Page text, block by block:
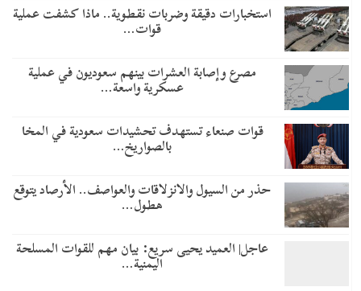
استخبارات دقيقة وضربات نقطوية.. ماذا كشفت عملية
قوات…
مصرع وإصابة العشرات بينهم سعوديون في عملية
عسكرية واسعة…
قوات صنعاء تستهدف تحشيدات سعودية في المخا
بالصواريخ…
حذر من السيول والانزلاقات والعواصف.. الأرصاد يتوقع
هطول…
عاجل| العميد يحيى سريع: بيان مهم للقوات المسلحة
اليمنية…